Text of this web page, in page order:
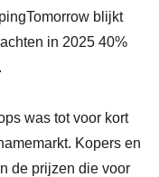
blijkt
in 2025 40%
was tot voor kort
. Kopers en
de prijzen die voor